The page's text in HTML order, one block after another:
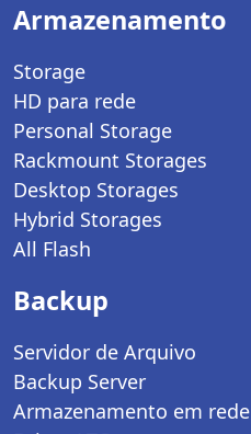
Armazenamento
Storage
HD para rede
Personal Storage
Rackmount Storages
Desktop Storages
Hybrid Storages
All Flash
Backup
Servidor de Arquivo
Backup Server
Armazenamento em rede